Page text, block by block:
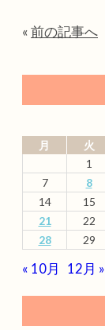
« 前の記事へ
月 火
1
7
8
14
15
21
22
28
29
« 10月 12月 »